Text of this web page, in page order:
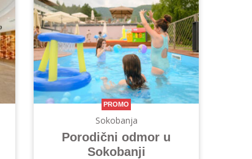
PROMO
Sokobanja
Porodični odmor u
Sokobanji